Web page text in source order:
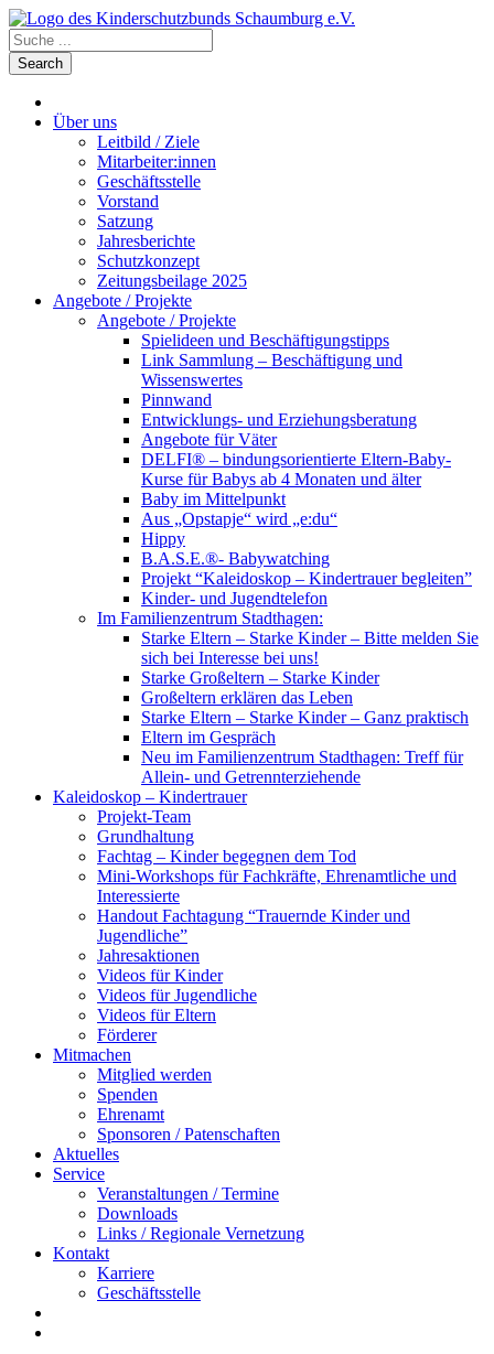
Über uns
Leitbild / Ziele
Mitarbeiter:innen
Geschäftsstelle
Vorstand
Satzung
Jahresberichte
Schutzkonzept
Zeitungsbeilage 2025
Angebote / Projekte
Angebote / Projekte
Spielideen und Beschäftigungstipps
Link Sammlung – Beschäftigung und
Wissenswertes
Pinnwand
Entwicklungs- und Erziehungsberatung
Angebote für Väter
DELFI® – bindungsorientierte Eltern-Baby-
Kurse für Babys ab 4 Monaten und älter
Baby im Mittelpunkt
Aus „Opstapje“ wird „e:du“
Hippy
B.A.S.E.®- Babywatching
Projekt “Kaleidoskop – Kindertrauer begleiten”
Kinder- und Jugendtelefon
Im Familienzentrum Stadthagen:
Starke Eltern – Starke Kinder – Bitte melden Sie
sich bei Interesse bei uns!
Starke Großeltern – Starke Kinder
Großeltern erklären das Leben
Starke Eltern – Starke Kinder – Ganz praktisch
Eltern im Gespräch
Neu im Familienzentrum Stadthagen: Treff für
Allein- und Getrennterziehende
Kaleidoskop – Kindertrauer
Projekt-Team
Grundhaltung
Fachtag – Kinder begegnen dem Tod
Mini-Workshops für Fachkräfte, Ehrenamtliche und
Interessierte
Handout Fachtagung “Trauernde Kinder und
Jugendliche”
Jahresaktionen
Videos für Kinder
Videos für Jugendliche
Videos für Eltern
Förderer
Mitmachen
Mitglied werden
Spenden
Ehrenamt
Sponsoren / Patenschaften
Aktuelles
Service
Veranstaltungen / Termine
Downloads
Links / Regionale Vernetzung
Kontakt
Karriere
Geschäftsstelle